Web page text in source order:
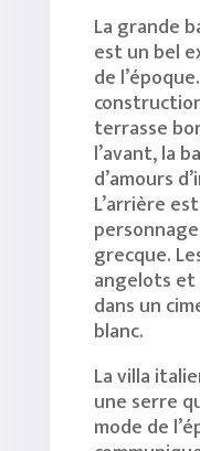
La grande
est un bel
de
terrasse
l’avant, la
d’amours
L’arrière
grecque.
angelots et
dans un
blanc.
La villa
une serre
mode de